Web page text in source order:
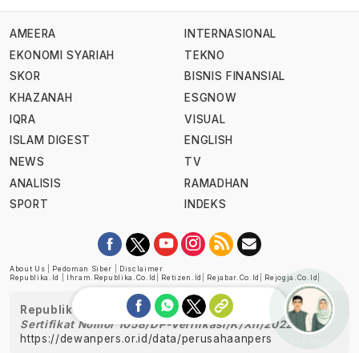
AMEERA
EKONOMI SYARIAH
SKOR
KHAZANAH
IQRA
ISLAM DIGEST
NEWS
ANALISIS
SPORT
INTERNASIONAL
TEKNO
BISNIS FINANSIAL
ESGNOW
VISUAL
ENGLISH
TV
RAMADHAN
INDEKS
About Us Pedoman Siber
Disclaimer
Republika.id
Ihram.republika.co.id Retizen.id Rejabar.co.id Rejogja.co.id
Republika telah diverifikasi oleh Dewan Pers
Sertifikat Nomor 1058/DP-Verifikasi/K/XII/2022
https://dewanpers.or.id/data/perusahaanpers